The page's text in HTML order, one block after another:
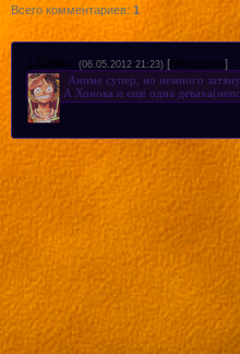
11 серия
12 серия
13 серия
14 серия
Всего комментариев: 1
1 Grom (06.05.2012 21:23) [Материал ]
Аниме супер, но немного
А Хонока и ещё одна